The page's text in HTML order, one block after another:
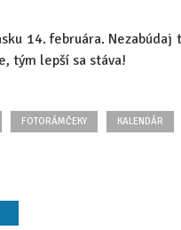
14. februára. Nezabúdaj
tým lepší sa stáva!
FOTORÁMČEKY KALENDÁR